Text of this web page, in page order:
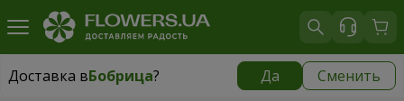
Доставка вБобрица? Да Сменить
Доставка вБобрица|